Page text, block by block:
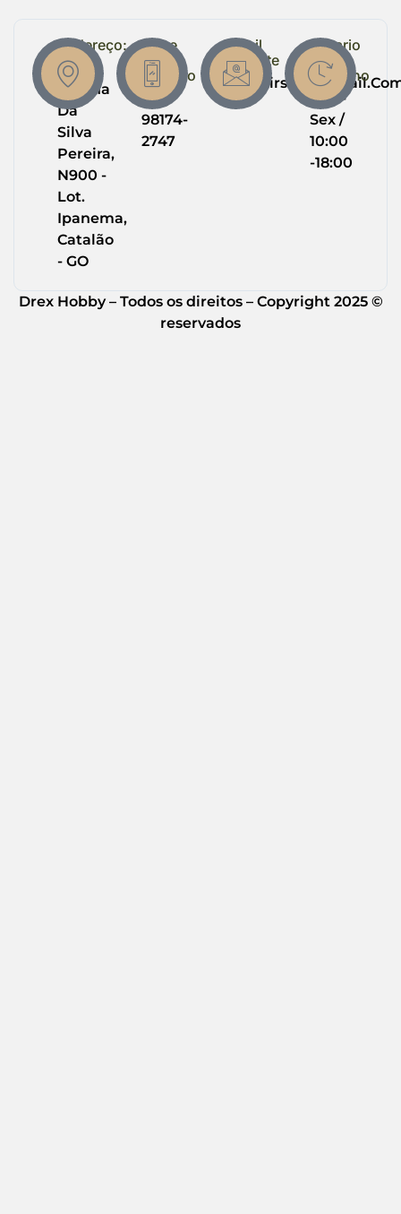
Endereço:
R.
Helena
Da
Silva
Pereira,
N900 -
Lot.
Ipanema,
Catalão
- GO
Entre
em
Contato
(64)
98174-
2747
Email
Suporte
Horario
de
Trabalho
Seg -
Sex /
10:00
-18:00
Drex Hobby – Todos os direitos – Copyright 2025 ©
reservados